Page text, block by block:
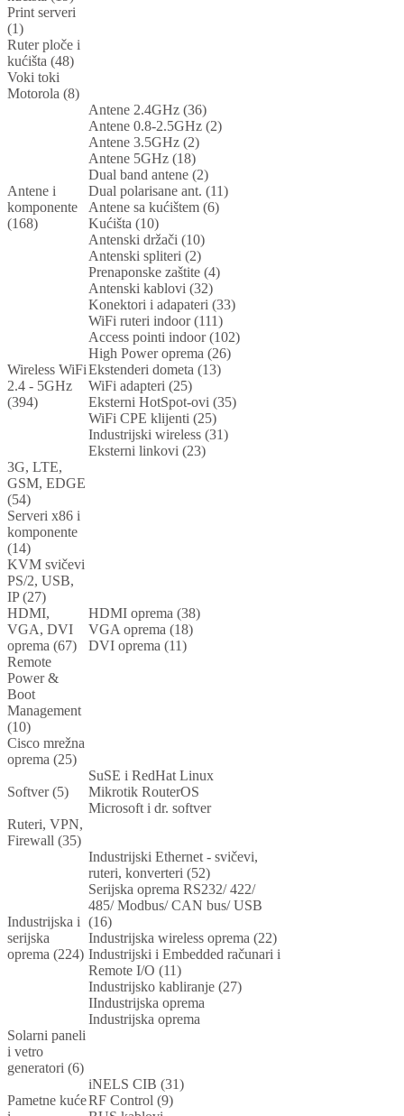
Print serveri
(1)
Ruter ploče i
kućišta (48)
Voki toki
Motorola (8)
Antene i
komponente
(168)
Antene 2.4GHz (36)
Antene 0.8-2.5GHz (2)
Antene 3.5GHz (2)
Antene 5GHz (18)
Dual band antene (2)
Dual polarisane ant. (11)
Antene sa kućištem (6)
Kućišta (10)
Antenski držači (10)
Antenski spliteri (2)
Prenaponske zaštite (4)
Antenski kablovi (32)
Konektori i adapateri (33)
Wireless WiFi
2.4 - 5GHz
(394)
WiFi ruteri indoor (111)
Access pointi indoor (102)
High Power oprema (26)
Ekstenderi dometa (13)
WiFi adapteri (25)
Eksterni HotSpot-ovi (35)
WiFi CPE klijenti (25)
Industrijski wireless (31)
Eksterni linkovi (23)
3G, LTE,
GSM, EDGE
(54)
Serveri x86 i
komponente
(14)
KVM svičevi
PS/2, USB,
IP (27)
HDMI,
VGA, DVI
oprema (67)
HDMI oprema (38)
VGA oprema (18)
DVI oprema (11)
Remote
Power &
Boot
Management
(10)
Cisco mrežna
oprema (25)
Softver (5)
SuSE i RedHat Linux
Mikrotik RouterOS
Microsoft i dr. softver
Ruteri, VPN,
Firewall (35)
Industrijska i
serijska
oprema (224)
Industrijski Ethernet - svičevi,
ruteri, konverteri (52)
Serijska oprema RS232/ 422/
485/ Modbus/ CAN bus/ USB
(16)
Industrijska wireless oprema (22)
Industrijski i Embedded računari i
Remote I/O (11)
Industrijsko kabliranje (27)
IIndustrijska oprema
Industrijska oprema
Solarni paneli
i vetro
generatori (6)
Pametne kuće
iNELS CIB (31)
RF Control (9)